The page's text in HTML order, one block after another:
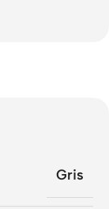
Gris